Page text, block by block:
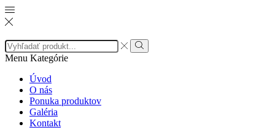
Search
input
Search
Menu Kategórie
Úvod
O nás
Ponuka produktov
Galéria
Kontakt